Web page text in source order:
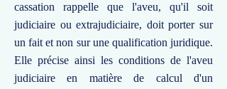
cassation rappelle que l'aveu, qu'il soit
judiciaire ou extrajudiciaire, doit porter sur
un fait et non sur une qualification juridique.
Elle précise ainsi les conditions de l'aveu
judiciaire en matière de calcul d'un